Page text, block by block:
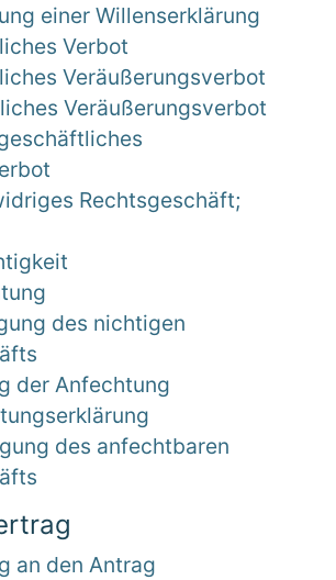
einer Willenserklärung
Verbot
Veräußerungsverbot
Veräußerungsverbot
Rechtsgeschäft;
des nichtigen
der Anfechtung
des anfechtbaren
an den Antrag